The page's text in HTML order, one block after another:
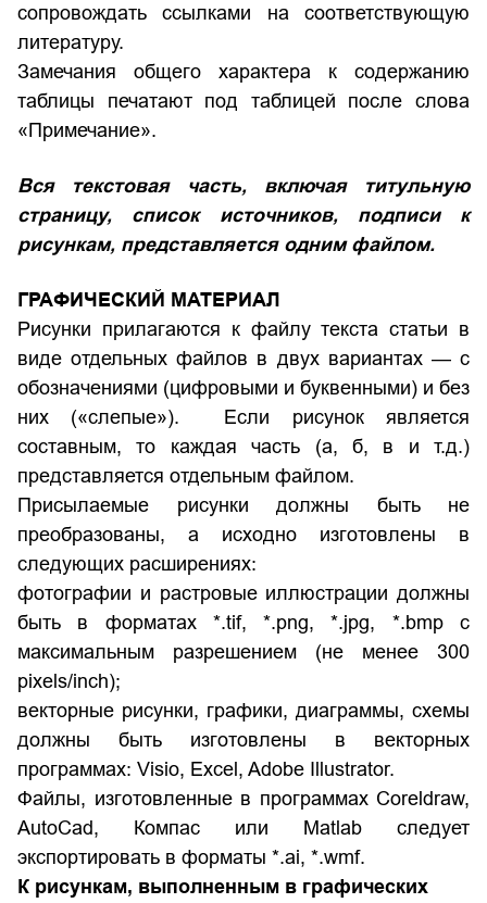
сопровождать ссылками на соответствующую
литературу.
Замечания общего характера к содержанию
таблицы печатают под таблицей после слова
«Примечание».
Вся текстовая часть, включая титульную
страницу, список источников, подписи к
рисункам, представляется одним файлом.
ГРАФИЧЕСКИЙ МАТЕРИАЛ
Рисунки прилагаются к файлу текста статьи в
виде отдельных файлов в двух вариантах — с
обозначениями (цифровыми и буквенными) и без
них («слепые»). Если рисунок является
составным, то каждая часть (а, б, в и т.д.)
представляется отдельным файлом.
Присылаемые рисунки должны быть не
преобразованы, а исходно изготовлены в
следующих расширениях:
фотографии и растровые иллюстрации должны
быть в форматах *.tif, *.png, *.jpg, *.bmp с
максимальным разрешением (не менее 300
pixels/inch);
векторные рисунки, графики, диаграммы, схемы
должны быть изготовлены в векторных
программах: Visio, Excel, Adobe Illustrator.
Файлы, изготовленные в программах Coreldraw,
AutoCad, Компас или Matlab следует
экспортировать в форматы *.ai, *.wmf.
К рисункам, выполненным в графических